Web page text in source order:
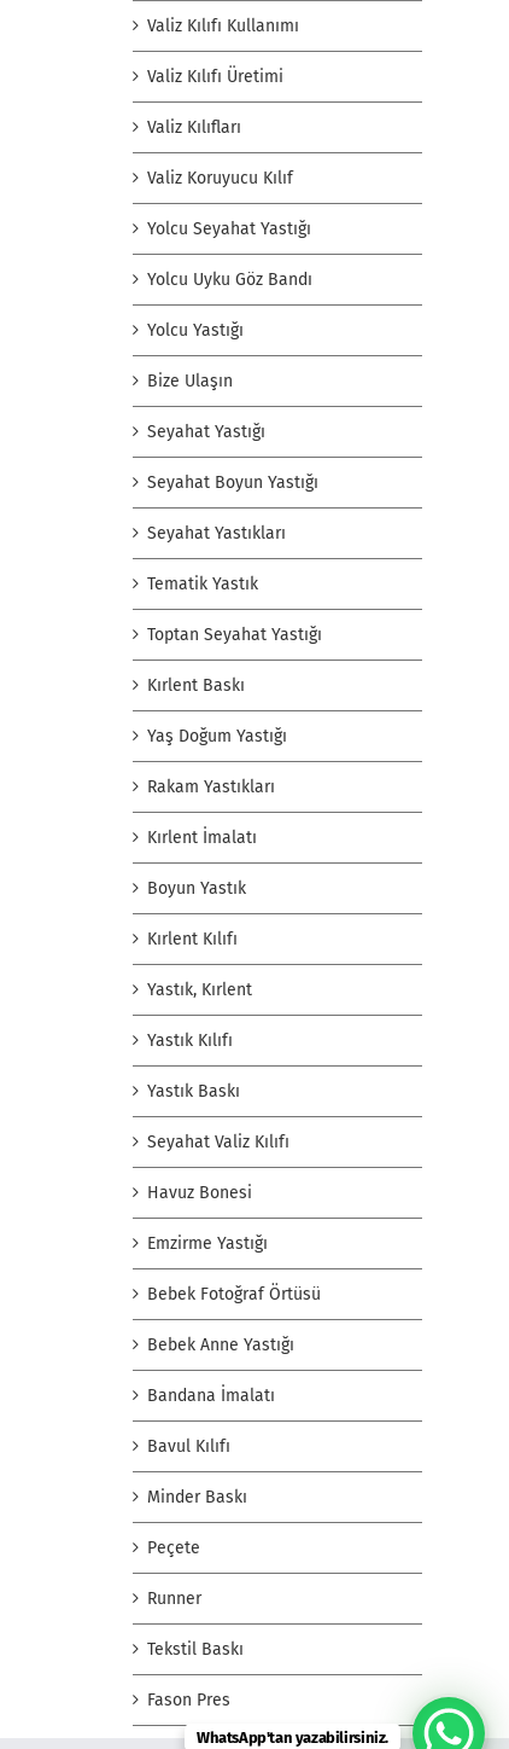
Valiz Kılıfı Kullanımı
Valiz Kılıfı Üretimi
Valiz Kılıfları
Valiz Koruyucu Kılıf
Yolcu Seyahat Yastığı
Yolcu Uyku Göz Bandı
Yolcu Yastığı
Bize Ulaşın
Seyahat Yastığı
Seyahat Boyun Yastığı
Seyahat Yastıkları
Tematik Yastık
Toptan Seyahat Yastığı
Kırlent Baskı
Yaş Doğum Yastığı
Rakam Yastıkları
Kırlent İmalatı
Boyun Yastık
Kırlent Kılıfı
Yastık, Kırlent
Yastık Kılıfı
Yastık Baskı
Seyahat Valiz Kılıfı
Havuz Bonesi
Emzirme Yastığı
Bebek Fotoğraf Örtüsü
Bebek Anne Yastığı
Bandana İmalatı
Bavul Kılıfı
Minder Baskı
Peçete
Runner
Tekstil Baskı
Fason Pres
WhatsApp'tan yazabilirsiniz.